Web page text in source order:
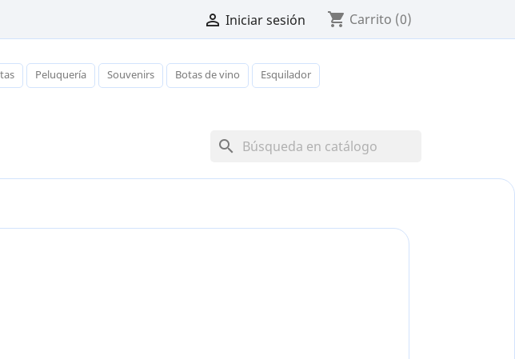
 Iniciar sesión shopping_cart Carrito (0)
Peluquería Souvenirs Botas de vino
Esquilador
search